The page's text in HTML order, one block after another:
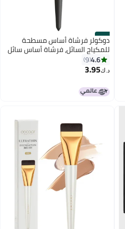
#24
دوكولر فرشاة أساس مسطحة
للمكياج السائل، فرشاة أساس سائل
رفيعة للغاية، فرشاة مكياج للوجه
للمزج والكريم وأداة المكياج - أسود
4.6
9
د.ك‏3.95